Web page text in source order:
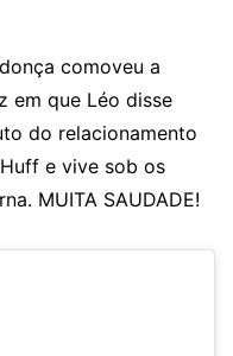
comoveu a
em que Léo disse
do relacionamento
e vive sob os
MUITA SAUDADE!